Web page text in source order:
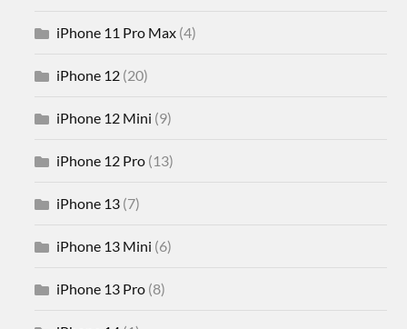
iPhone 11 Pro Max (4)
iPhone 12 (20)
iPhone 12 Mini (9)
iPhone 12 Pro (13)
iPhone 13 (7)
iPhone 13 Mini (6)
iPhone 13 Pro (8)